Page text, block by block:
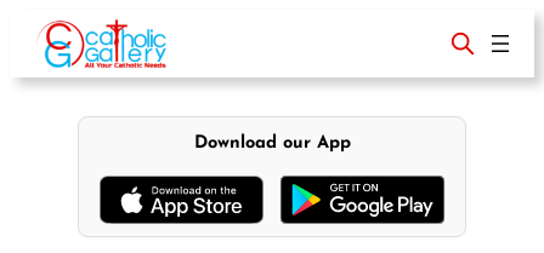
content
Download our App